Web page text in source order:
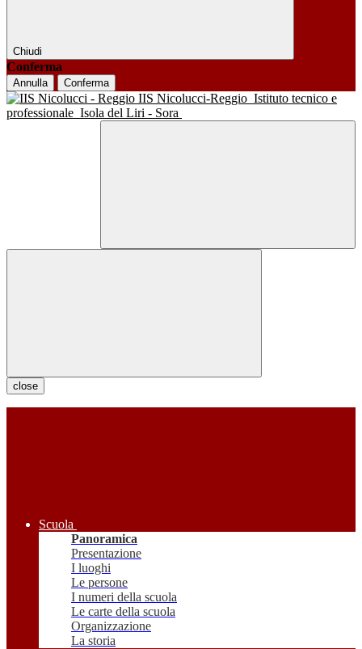
Chiudi
Conferma
Annulla Conferma
IIS Nicolucci-Reggio Istituto tecnico e
professionale Isola del Liri - Sora
close
Scuola
Panoramica
Presentazione
I luoghi
Le persone
I numeri della scuola
Le carte della scuola
Organizzazione
La storia